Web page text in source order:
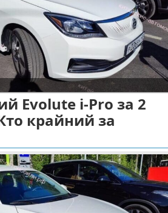
информации
Evolute i-Pro за 2
крайний за